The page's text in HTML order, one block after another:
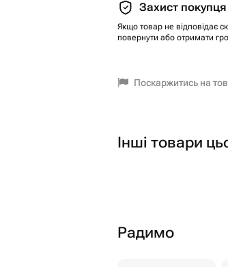
Захист покупця
Якщо товар не відповідає
повернути або отримати
Поскаржитись на
Інші товари
Радимо